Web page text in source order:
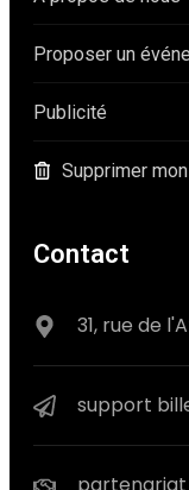
Proposer un
Publicité
Supprimer
Contact
31, rue de
support